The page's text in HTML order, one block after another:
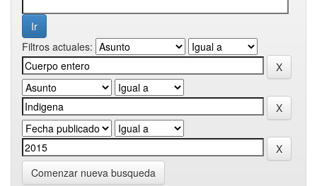
Filtros actuales:
Comenzar nueva busqueda